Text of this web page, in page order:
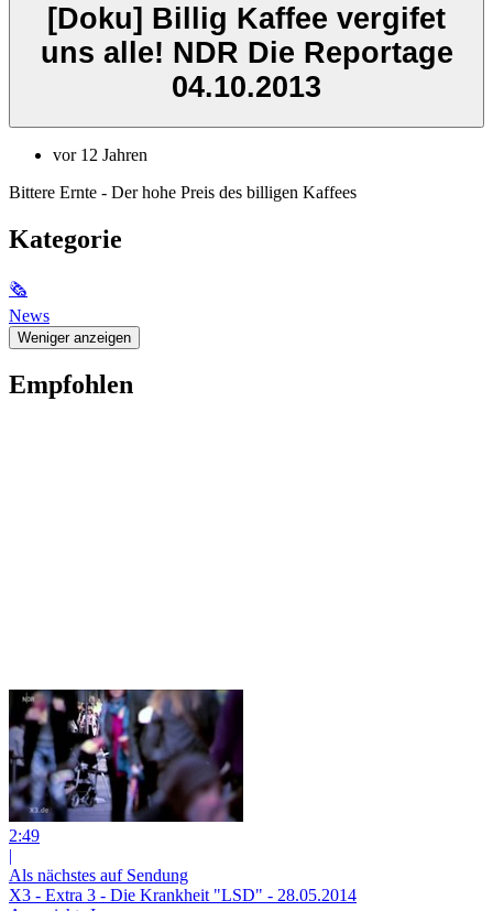
[Doku] Billig Kaffee vergifet
uns alle! NDR Die Reportage
04.10.2013
vor 12 Jahren
Bittere Ernte - Der hohe Preis des billigen Kaffees
Kategorie
🗞
News
Weniger anzeigen
Empfohlen
2:49
|
Als nächstes auf Sendung
X3 - Extra 3 - Die Krankheit "LSD" - 28.05.2014